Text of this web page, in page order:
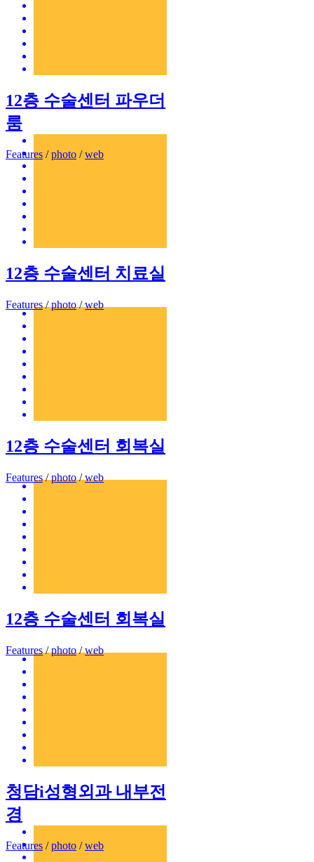
12층 수술센터 파우더
룸
Features /photo /web
12층 수술센터 치료실
Features/photo/web
12층 수술센터 회복실
Features/photo/web
12층 수술센터 회복실
Features/photo/web
청담i성형외과 내부전
경
Features /photo /web